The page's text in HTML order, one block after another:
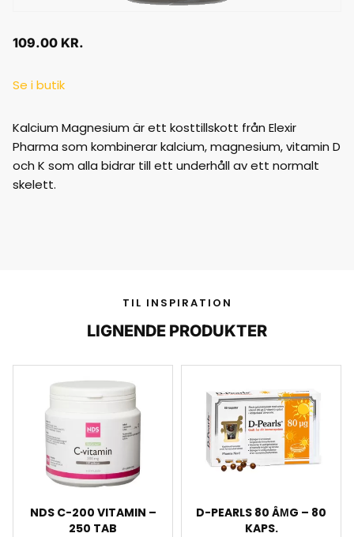
109.00 KR.
Se i butik
Kalcium Magnesium är ett kosttillskott från Elexir
Pharma som kombinerar kalcium, magnesium, vitamin D
och K som alla bidrar till ett underhåll av ett normalt
skelett.
TIL INSPIRATION
LIGNENDE PRODUKTER
NDS C-200 VITAMIN –
250 TAB
D-PEARLS 80 ÂΜG – 80
KAPS.